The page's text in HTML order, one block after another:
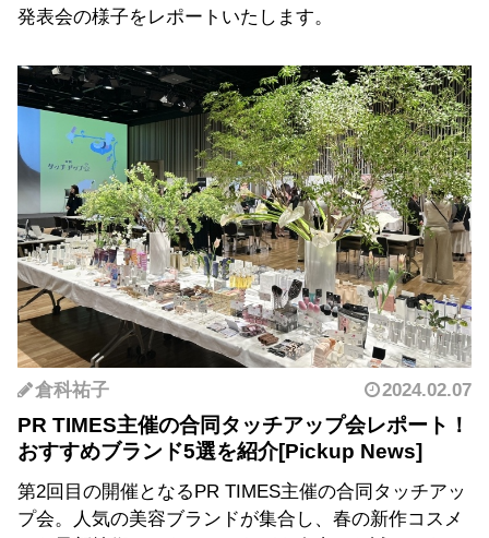
発表会の様子をレポートいたします。
倉科祐子 2024.02.07
PR TIMES主催の合同タッチアップ会レポート！
おすすめブランド5選を紹介
第2回目の開催となるPR TIMES主催の合同タッチアッ
プ会。人気の美容ブランドが集合し、春の新作コスメ